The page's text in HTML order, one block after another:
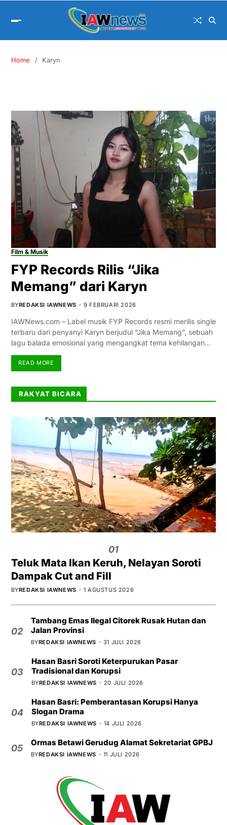
Home Karyn
Film & Musik
FYP Records Rilis “Jika
Memang” dari Karyn
BYREDAKSI IAWNEWS 9 FEBRUARI 2026
IAWNews.com – Label musik FYP Records resmi merilis single
terbaru dari penyanyi Karyn berjudul “Jika Memang”, sebuah
lagu balada emosional yang mengangkat tema kehilangan…
READ MORE
RAKYAT BICARA
01
Teluk Mata Ikan Keruh, Nelayan Soroti
Dampak Cut and Fill
BYREDAKSI IAWNEWS 1 AGUSTUS 2026
02
Tambang Emas Ilegal Citorek Rusak Hutan dan
Jalan Provinsi
BYREDAKSI IAWNEWS 31 JULI 2026
03
Hasan Basri Soroti Keterpurukan Pasar
Tradisional dan Korupsi
BYREDAKSI IAWNEWS 20 JULI 2026
04
Hasan Basri: Pemberantasan Korupsi Hanya
Slogan Drama
BYREDAKSI IAWNEWS 14 JULI 2026
05
Ormas Betawi Gerudug Alamat Sekretariat GPBJ
BYREDAKSI IAWNEWS 11 JULI 2026